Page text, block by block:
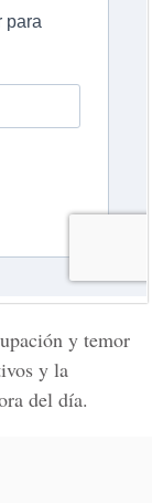
y temor
y la
del día.